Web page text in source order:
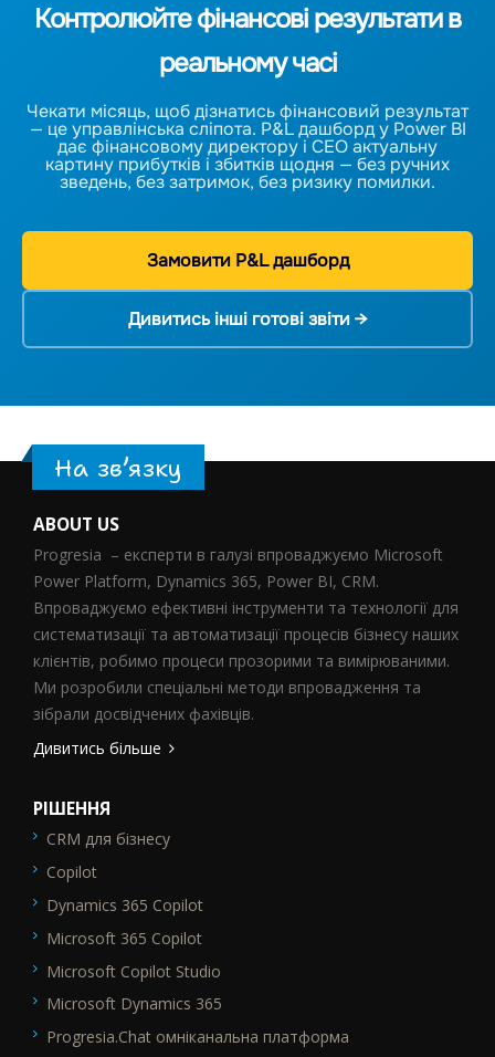
Контролюйте фінансові результати в
реальному часі
Чекати місяць, щоб дізнатись фінансовий результат
— це управлінська сліпота. P&L дашборд у Power BI
дає фінансовому директору і CEO актуальну
картину прибутків і збитків щодня — без ручних
зведень, без затримок, без ризику помилки.
Замовити P&L дашборд
Дивитись інші готові звіти →
На зв’язку
ABOUT US
Progresia – експерти в галузі впроваджуємо Microsoft
Power Platform, Dynamics 365, Power BI, CRM.
Впроваджуємо ефективні інструменти та технології для
систематизації та автоматизації процесів бізнесу наших
клієнтів, робимо процеси прозорими та вимірюваними.
Ми розробили спеціальні методи впровадження та
зібрали досвідчених фахівців.
Дивитись більше
РІШЕННЯ
SEO_FTR1
CRM для бізнесу
Copilot
Dynamics 365 Copilot
Microsoft 365 Copilot
Microsoft Copilot Studio
Microsoft Dynamics 365
Progresia.Chat омніканальна платформа